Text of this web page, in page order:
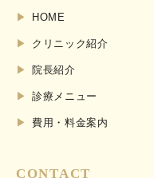
HOME
クリニック紹介
院長紹介
診療メニュー
費用・料金案内
CONTACT